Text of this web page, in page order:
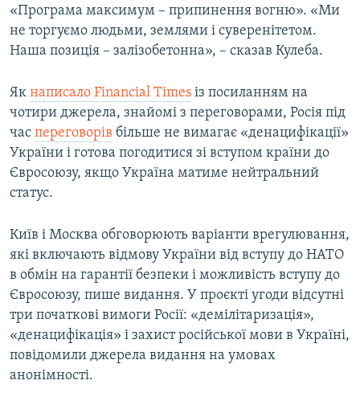
«Програма максимум – припинення вогню». «Ми
не торгуємо людьми, землями і суверенітетом.
Наша позиція – залізобетонна», – сказав Кулеба.
Як написало Financial Times із посиланням на
чотири джерела, знайомі з переговорами, Росія під
час переговорів більше не вимагає «денацифікації»
України і готова погодитися зі вступом країни до
Євросоюзу, якщо Україна матиме нейтральний
статус.
Київ і Москва обговорюють варіанти врегулювання,
які включають відмову України від вступу до НАТО
в обмін на гарантії безпеки і можливість вступу до
Євросоюзу, пише видання. У проєкті угоди відсутні
три початкові вимоги Росії: «демілітаризація»,
«денацифікація» і захист російської мови в Україні,
повідомили джерела видання на умовах
анонімності.